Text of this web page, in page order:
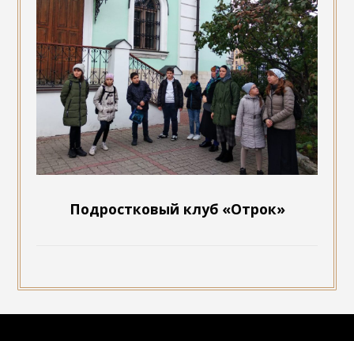
Подростковый клуб «Отрок»